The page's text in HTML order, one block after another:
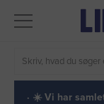
· ☀️ Vi har